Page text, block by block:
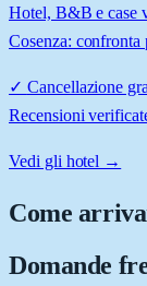
Hotel, B&B e case
Cosenza:
✓ Cancellazione
Recensioni
Vedi gli hotel →
Come
Domande